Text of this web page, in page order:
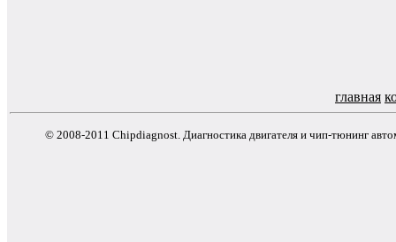
главная
© 2008-2011 Chipdiagnost. Диагностика двигателя и чип-тюнинг